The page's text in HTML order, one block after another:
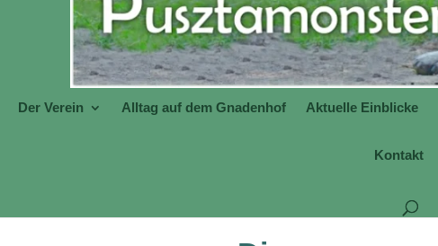
Der Verein Alltag auf dem Gnadenhof Aktuelle Einblicke
Kontakt